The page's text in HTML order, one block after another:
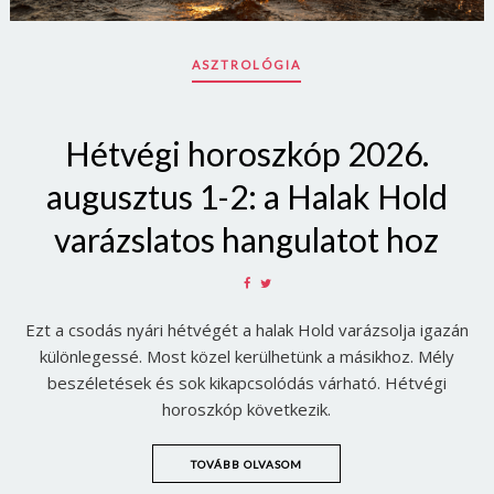
ASZTROLÓGIA
Hétvégi horoszkóp 2026.
augusztus 1-2: a Halak Hold
varázslatos hangulatot hoz
SHARE
FACEBOOK
TWITTER
Ezt a csodás nyári hétvégét a halak Hold varázsolja igazán
különlegessé. Most közel kerülhetünk a másikhoz. Mély
beszéletések és sok kikapcsolódás várható. Hétvégi
horoszkóp következik.
TOVÁBB OLVASOM